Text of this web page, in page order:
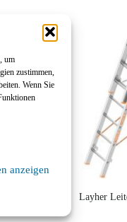
um
zustimmen,
Wenn Sie
anzeigen
Layher